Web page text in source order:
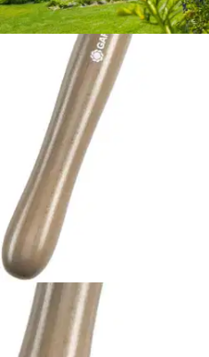
Ilmainen toimitus yli
Postin
palvelupisteeseen!
Etu ei koske Suuri‑lisäpalvelulla
Tarkista
Tuotekuvaus